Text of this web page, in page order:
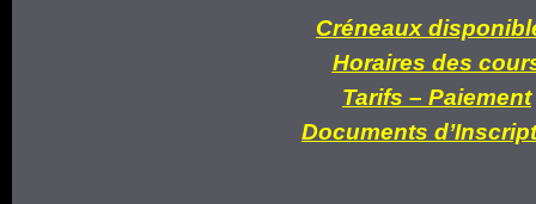
Créneaux
Horaires des
Tarifs – Paiement
Documents d’